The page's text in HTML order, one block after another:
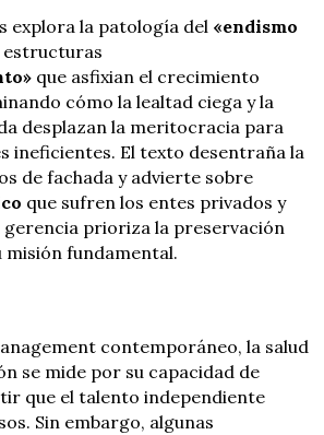
explora la patología del «endismo
estructuras
que asfixian el crecimiento
cómo la lealtad ciega y la
desplazan la meritocracia para
ineficientes. El texto desentraña la
de fachada y advierte sobre
que sufren los entes privados y
gerencia prioriza la preservación
misión fundamental.
contemporáneo, la salud
se mide por su capacidad de
que el talento independiente
Sin embargo, algunas